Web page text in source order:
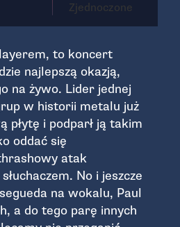
Zjednoczone
to koncert
najlepszą okazją,
na żywo. Lider jednej
w historii metalu już
płytę i podparł ją takim
oddać się
atak
No i jeszcze
na wokalu, Paul
a do tego parę innych